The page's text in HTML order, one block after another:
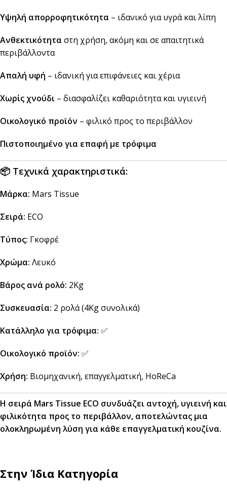
Υψηλή απορροφητικότητα – ιδανικό για υγρά και λίπη
Ανθεκτικότητα στη χρήση, ακόμη και σε απαιτητικά
περιβάλλοντα
Απαλή υφή – ιδανική για επιφάνειες και χέρια
Χωρίς χνούδι – διασφαλίζει καθαριότητα και υγιεινή
Οικολογικό προϊόν – φιλικό προς το περιβάλλον
Πιστοποιημένο για επαφή με τρόφιμα
📦 Τεχνικά χαρακτηριστικά:
Μάρκα: Mars Tissue
Σειρά: ECO
Τύπος: Γκοφρέ
Χρώμα: Λευκό
Βάρος ανά ρολό: 2Kg
Συσκευασία: 2 ρολά (4Kg συνολικά)
Κατάλληλο για τρόφιμα: ✅
Οικολογικό προϊόν: ✅
Χρήση: Βιομηχανική, επαγγελματική, HoReCa
Η σειρά Mars Tissue ECO συνδυάζει αντοχή, υγιεινή και
φιλικότητα προς το περιβάλλον, αποτελώντας μια
ολοκληρωμένη λύση για κάθε επαγγελματική κουζίνα.
Στην Ίδια Κατηγορία